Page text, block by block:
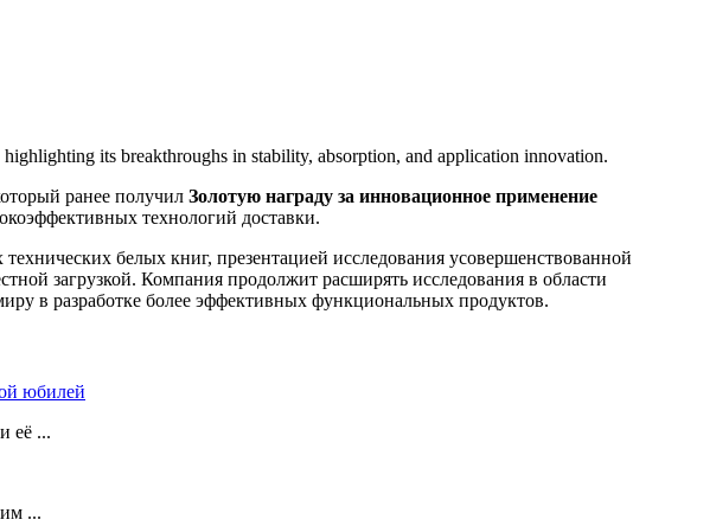
its breakthroughs in stability, absorption, and application innovation.
ранее получил Золотую награду за инновационное применение
технологий доставки.
белых книг, презентацией исследования усовершенствованной
загрузкой. Компания продолжит расширять исследования в области
в разработке более эффективных функциональных продуктов.
юбилей
её ...
...